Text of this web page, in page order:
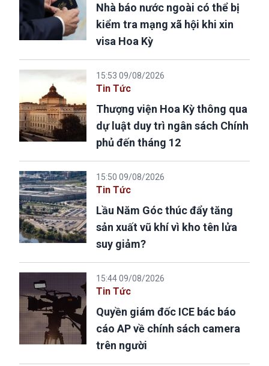
Nhà báo nước ngoài có thể bị
kiểm tra mạng xã hội khi xin
visa Hoa Kỳ
15:53 09/08/2026
Tin Tức
Thượng viện Hoa Kỳ thông qua
dự luật duy trì ngân sách Chính
phủ đến tháng 12
15:50 09/08/2026
Tin Tức
Lầu Năm Góc thúc đẩy tăng
sản xuất vũ khí vì kho tên lửa
suy giảm?
15:44 09/08/2026
Tin Tức
Quyền giám đốc ICE bác báo
cáo AP về chính sách camera
trên người